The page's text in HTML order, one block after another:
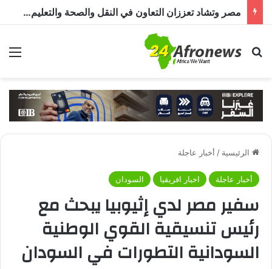
مصر وتشاد تعززان التعاون في النقل والصحة والتعليم والاستثمار خلال الدورة الرابعة للجنة المشتركة
بحث عن
الرئيسية / أخبار عاجلة
أخبار عاجلة اخبار افريقيا السودان
سفير مصر لدي إثيوبيا يبحث مع
رئيس تنسيقية القوي الوطنية
السودانية التطورات في السودان